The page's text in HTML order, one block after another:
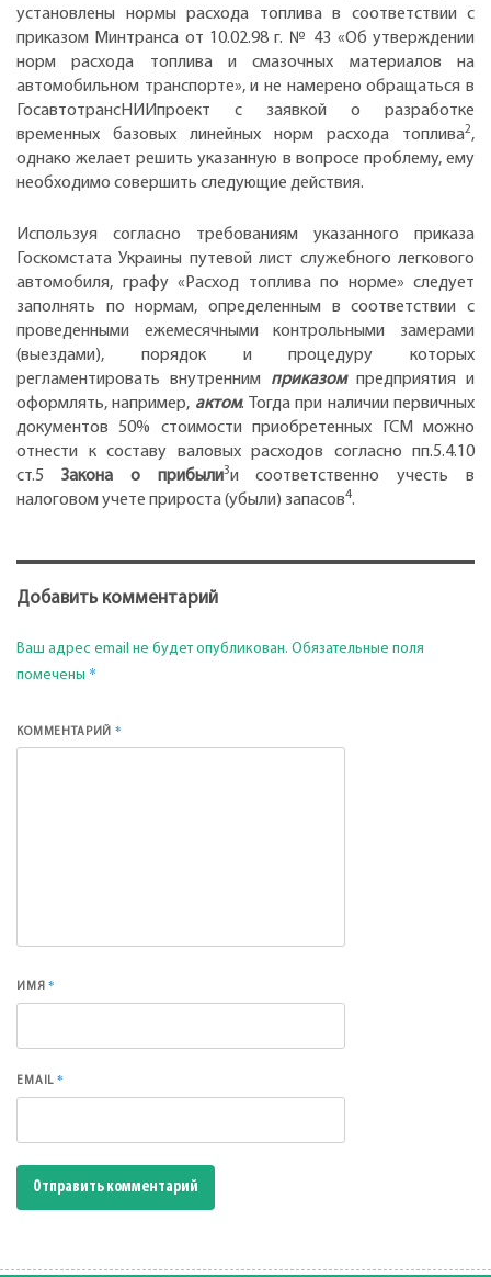
установлены нормы расхода топлива в соответствии с
приказом Минтранса от 10.02.98 г. № 43 «Об утверждении
норм расхода топлива и смазочных материалов на
автомобильном транспорте», и не намерено обращаться в
ГосавтотрансНИИпроект с заявкой о разработке
временных базовых линейных норм расхода топлива2,
однако желает решить указанную в вопросе проблему, ему
необходимо совершить следующие действия.
Используя согласно требованиям указанного приказа
Госкомстата Украины путевой лист служебного легкового
автомобиля, графу «Расход топлива по норме» следует
заполнять по нормам, определенным в соответствии с
проведенными ежемесячными контрольными замерами
(выездами), порядок и процедуру которых
регламентировать внутренним приказом предприятия и
оформлять, например, актом. Тогда при наличии первичных
документов 50% стоимости приобретенных ГСМ можно
отнести к составу валовых расходов согласно пп.5.4.10
ст.5 Закона о прибыли3и соответственно учесть в
налоговом учете прироста (убыли) запасов4.
Добавить комментарий
Ваш адрес email не будет опубликован. Обязательные поля
помечены *
КОММЕНТАРИЙ*
ИМЯ*
EMAIL*